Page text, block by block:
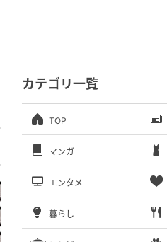
カテゴリ一覧
TOP
マンガ
エンタメ
暮らし